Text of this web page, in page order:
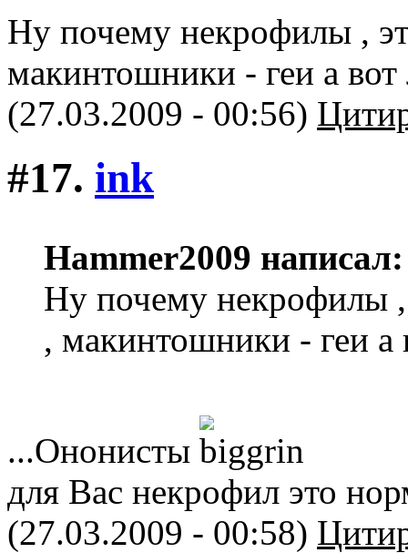
Ну почему некрофилы ,
макинтошники - геи а
(27.03.2009 - 00:56)
#17. ink
Hammer2009 написал:
Ну почему некрофилы
, макинтошники - геи а
...Ононисты
для Вас некрофил это
(27.03.2009 - 00:58)